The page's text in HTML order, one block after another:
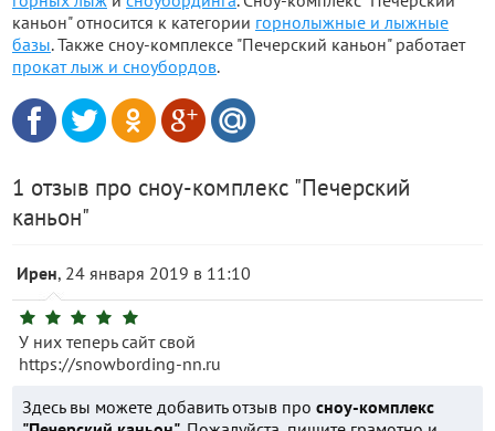
каньон" относится к категории горнолыжные и лыжные
базы. Также сноу-комплексе "Печерский каньон" работает
прокат лыж и сноубордов.
1 отзыв про сноу-комплекс "Печерский
каньон"
Ирен, 24 января 2019 в 11:10
У них теперь сайт свой
https://snowbording-nn.ru
Здесь вы можете добавить отзыв про сноу-комплекс